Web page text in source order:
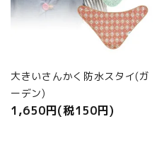
大きいさんかく防水スタイ(ガ
ーデン)
1,650円(税150円)